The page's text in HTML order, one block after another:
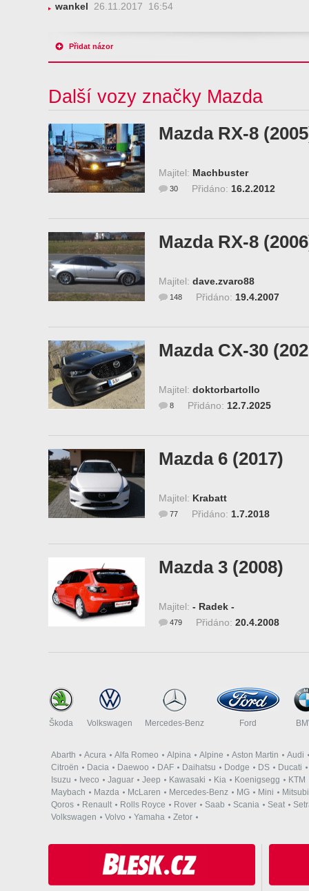
wankel 26.11.2017 16:54
Přidat názor
Další vozy značky Mazda
Mazda RX-8
Majitel: Machbuster
Přidáno: 16.2.2012
30
Mazda RX-8
Majitel: dave.zvaro88
Přidáno: 19.4.2007
148
Mazda CX-30
Majitel: doktorbartollo
Přidáno: 12.7.2025
8
Mazda 6 (2017)
Majitel: Krabatt
Přidáno: 1.7.2018
77
Mazda 3 (2008)
Majitel: - Radek -
Přidáno: 20.4.2008
479
Škoda Volkswagen Mercedes-Benz Ford
Abarth Acura Alfa Romeo Alpina Alpine Aston Martin
Audi
Citroën
Dacia Daewoo DAF Daihatsu Dodge DS
Ducati
Isuzu
Iveco Jaguar Jeep Kawasaki Kia Koenigsegg
KTM
Maybach
Mazda McLaren Mercedes-Benz MG Mini
Qoros
Renault Rolls Royce Rover Saab Scania Seat
Volkswagen
Volvo Yamaha Zetor